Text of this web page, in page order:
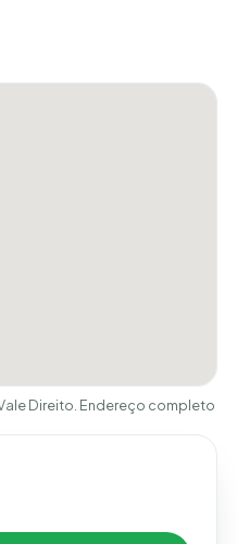
Direito. Endereço completo